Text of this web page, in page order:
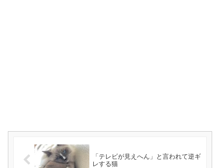
「テレビが見えへん」と言われて逆ギ
レする猫